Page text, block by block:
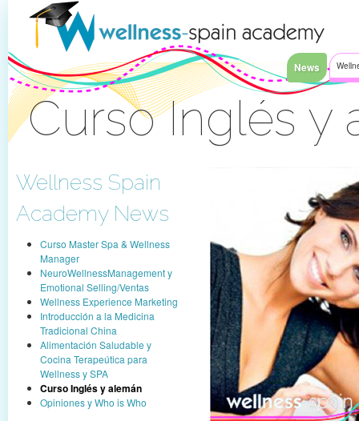
Saltar al contenido
News
Curso Inglés y
Wellness Spain
Academy News
Curso Master Spa & Wellness
Manager
NeuroWellnessManagement y
Emotional Selling/Ventas
Wellness Experience Marketing
Introducción a la Medicina
Tradicional China
Alimentación Saludable y
Cocina Terapeútica para
Wellness y SPA
Curso Inglés y alemán
Opiniones y Who is Who